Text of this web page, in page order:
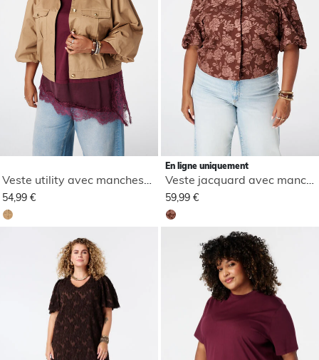
Veste utility avec manches bouffantes
54,99 €
En ligne uniquement
Veste jacquard avec manches bouffantes
59,99 €